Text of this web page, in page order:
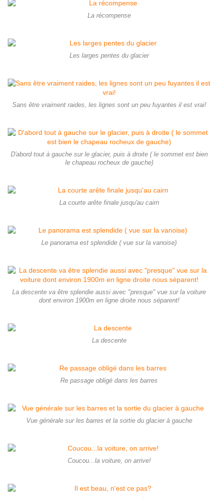
La récompense
Les larges pentes du glacier
Sans être vraiment raides, les lignes sont un peu fuyantes il est vrai!
D'abord tout à gauche sur le glacier, puis à droite ( le sommet est bien
le chapeau rocheux de gauche)
La courte arête finale jusqu'au cairn
Le panorama est splendide ( vue sur la vanoise)
La descente va être splendie aussi avec "presque" vue sur la voiture
dont environ 1900m en ligne droite nous séparent!
La descente
Re passage obligé dans les barres
Vue générale sur les barres et la sortie du glacier à gauche
Coucou...la voiture, on arrive!